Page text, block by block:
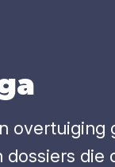
overtuiging
die